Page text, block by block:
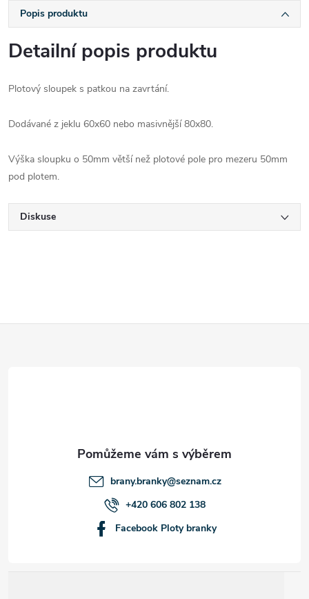
Popis produktu
Detailní popis produktu
Plotový sloupek s patkou na zavrtání.
Dodávané z jeklu 60x60 nebo masivnější 80x80.
Výška sloupku o 50mm větší než plotové pole pro mezeru 50mm
pod plotem.
Diskuse
brany.branky@seznam.cz
+420 606 802 138
Facebook Ploty branky